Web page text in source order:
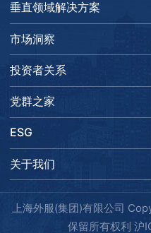
垂直领域解决方案
市场洞察
投资者关系
党群之家
ESG
关于我们
上海外服(集团)有限公司
保留所有权利 沪